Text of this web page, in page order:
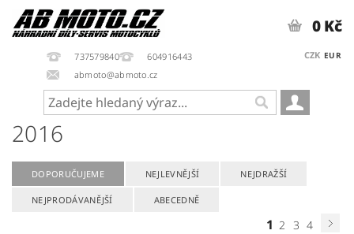
737579840
604916443
abmoto@abmoto.cz
CZK EUR
0 Kč
2016
DOPORUČUJEME NEJLEVNĚJŠÍ NEJDRAŽŠÍ
NEJPRODÁVANĚJŠÍ ABECEDNĚ
1 2 3 4